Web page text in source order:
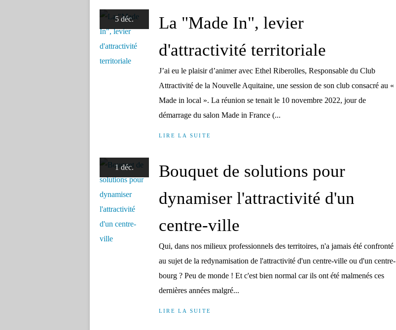
5 déc.
La "Made In", levier
d'attractivité territoriale
J’ai eu le plaisir d’animer avec Ethel Riberolles, Responsable du Club
Attractivité de la Nouvelle Aquitaine, une session de son club consacré au «
Made in local ». La réunion se tenait le 10 novembre 2022, jour de
démarrage du salon Made in France (...
LIRE LA SUITE
1 déc.
Bouquet de solutions pour
dynamiser l'attractivité d'un
centre-ville
Qui, dans nos milieux professionnels des territoires, n'a jamais été confronté
au sujet de la redynamisation de l'attractivité d'un centre-ville ou d'un centre-
bourg ? Peu de monde ! Et c'est bien normal car ils ont été malmenés ces
dernières années malgré...
LIRE LA SUITE